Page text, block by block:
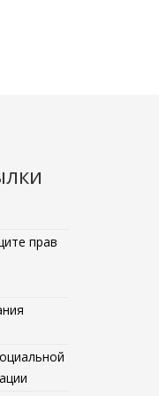
прав